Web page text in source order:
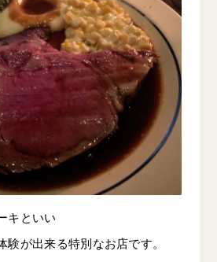
キといい
験が出来る特別なお店です。